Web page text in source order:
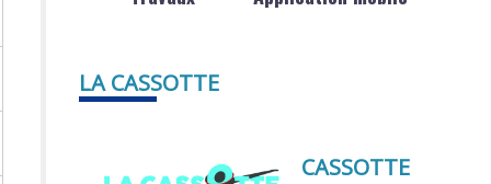
LA CASSOTTE
CASSOTTE